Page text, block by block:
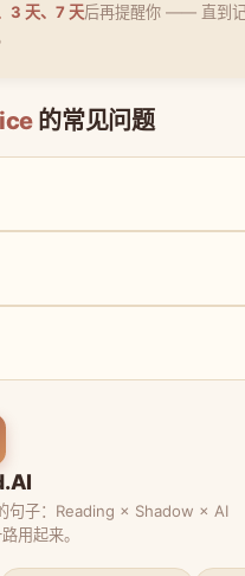
3 天、7 天后再提醒你 —— 直到
的常见问题
句子：Reading × Shadow × AI
用起来。